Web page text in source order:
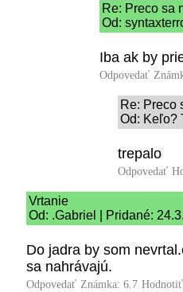
Re: Preco sa
Od:
Iba ak by
Odpovedať
Re: Preco
Od: Keľo?
trepalo
Odpovedať
Vrtanie
Od: .Gabriel | Pridané:
Do jadra by som
sa nahrávajú.
Odpovedať Známka: 6.7